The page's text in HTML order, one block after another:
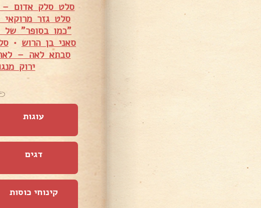
סלט סלק אדום –
סלט גזר
"כמו בסופר"
סאני בן הרוש •
סבתא לאה –
ירוק
עוגות
דגים
קינוחי כוסות